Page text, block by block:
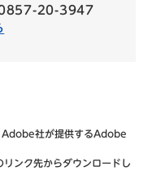
20-3947
Adobe社が提供するAdobe
ンク先からダウンロードし